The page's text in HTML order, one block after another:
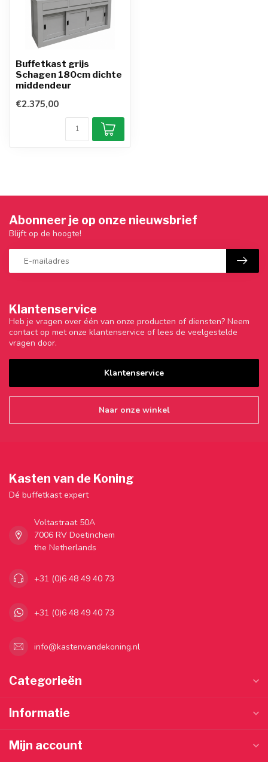
Buffetkast grijs
Schagen 180cm dichte
middendeur
€2.375,00
Klantenservice
Heb je vragen over één van onze producten of diensten? Neem
contact op met onze klantenservice of lees de veelgestelde
vragen door.
Klantenservice
Naar onze winkel
Abonneer je op onze nieuwsbrief
Blijft op de hoogte!
Kasten van de Koning
Dé buffetkast expert
Voltastraat 50A
7006 RV Doetinchem
the Netherlands
+31 (0)6 48 49 40 73
+31 (0)6 48 49 40 73
info@kastenvandekoning.nl
Categorieën
Informatie
Mijn account